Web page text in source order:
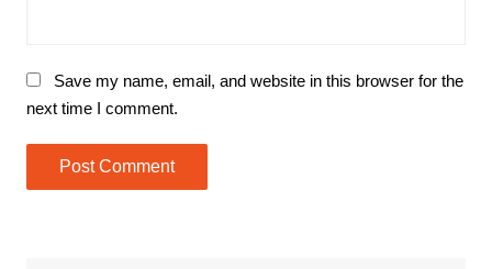
Save my name, email, and website in this browser for the
next time I comment.